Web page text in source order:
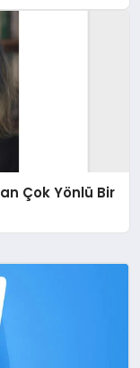
Çok Yönlü Bir